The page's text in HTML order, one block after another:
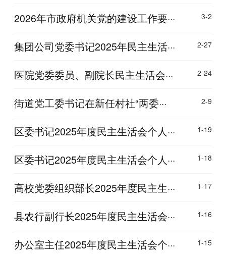
2026年市政府机关党的建设工作要··· 3-2
集团公司党委书记2025年民主生活··· 2-27
医院党委委员、副院长民主生活会··· 2-24
街道党工委书记在新任村社“两委··· 2-9
区委书记2025年度民主生活会个人··· 1-19
区委书记2025年度民主生活会个人··· 1-18
高校党委组织部长2025年度民主生··· 1-17
县农行副行长2025年度民主生活会··· 1-16
办公室主任2025年度民主生活会个··· 1-15